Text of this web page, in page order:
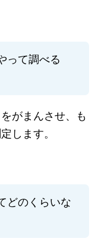
って調べる
がまんさせ、も
します。
どのくらいな